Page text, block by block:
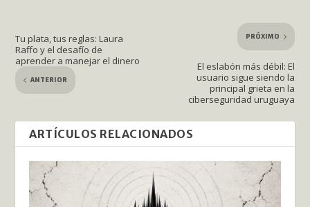
Tu plata, tus reglas: Laura
Raffo y el desafío de
aprender a manejar el dinero
ANTERIOR
PRÓXIMO
El eslabón más débil: El
usuario sigue siendo la
principal grieta en la
ciberseguridad uruguaya
ARTÍCULOS RELACIONADOS